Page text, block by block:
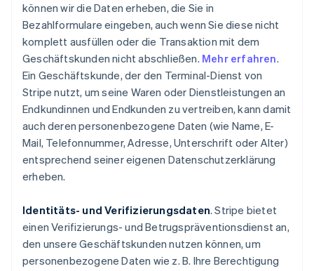
können wir die Daten erheben, die Sie in
Bezahlformulare eingeben, auch wenn Sie diese nicht
komplett ausfüllen oder die Transaktion mit dem
Geschäftskunden nicht abschließen. Mehr erfahren.
Ein Geschäftskunde, der den Terminal-Dienst von
Stripe nutzt, um seine Waren oder Dienstleistungen an
Endkundinnen und Endkunden zu vertreiben, kann damit
auch deren personenbezogene Daten (wie Name, E-
Mail, Telefonnummer, Adresse, Unterschrift oder Alter)
entsprechend seiner eigenen Datenschutzerklärung
erheben.
Identitäts- und Verifizierungsdaten. Stripe bietet
einen Verifizierungs- und Betrugspräventionsdienst an,
den unsere Geschäftskunden nutzen können, um
personenbezogene Daten wie z. B. Ihre Berechtigung